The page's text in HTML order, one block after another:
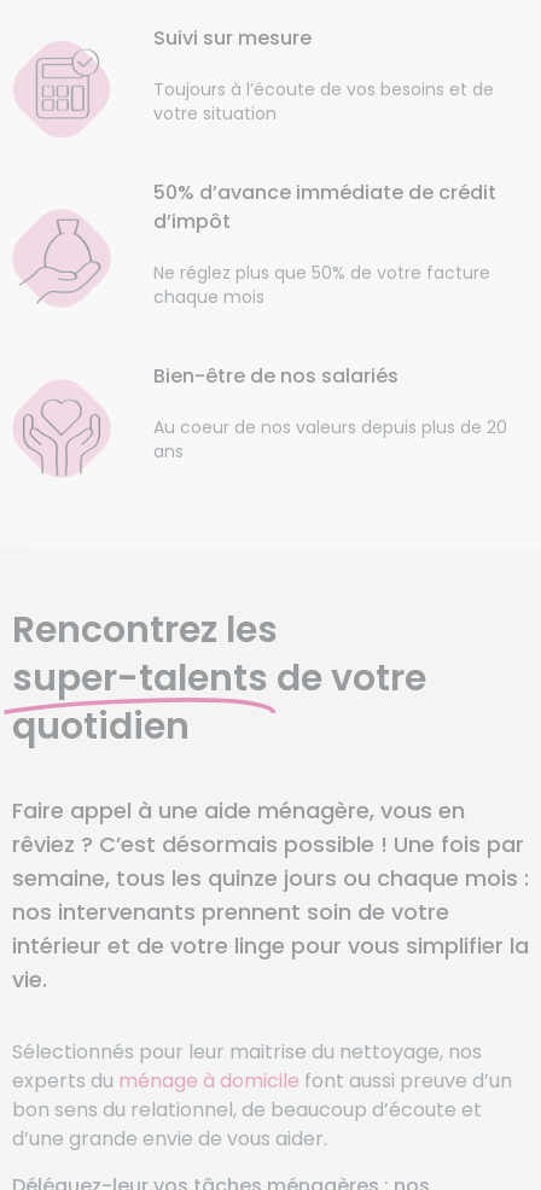
Suivi sur mesure
Toujours à l’écoute de vos besoins et de
votre situation
50% d’avance immédiate de crédit
d’impôt
Ne réglez plus que 50% de votre facture
chaque mois
Bien-être de nos salariés
Au coeur de nos valeurs depuis plus de 20
ans
Rencontrez les
super-talents de votre
quotidien
Faire appel à une aide ménagère, vous en
rêviez ? C’est désormais possible ! Une fois par
semaine, tous les quinze jours ou chaque mois :
nos intervenants prennent soin de votre
intérieur et de votre linge pour vous simplifier la
vie.
Sélectionnés pour leur maitrise du nettoyage, nos
experts du ménage à domicile font aussi preuve d’un
bon sens du relationnel, de beaucoup d’écoute et
d’une grande envie de vous aider.